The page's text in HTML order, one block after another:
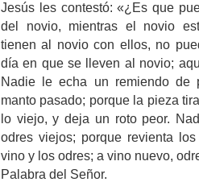
Jesús les contestó: «¿Es que
del novio, mientras el novio
tienen al novio con ellos, no
día en que se lleven al novio;
Nadie le echa un remiendo de
manto pasado; porque la pieza
lo viejo, y deja un roto peor.
odres viejos; porque revienta
vino y los odres; a vino nuevo,
Palabra del Señor.